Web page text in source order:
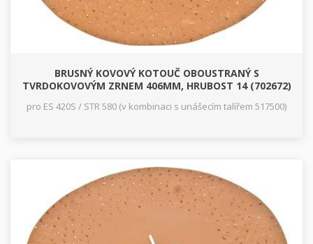
BRUSNÝ KOVOVÝ KOTOUČ OBOUSTRANÝ S
TVRDOKOVOVÝM ZRNEM 406MM, HRUBOST 14 (702672)
pro ES 420S / STR 580 (v kombinaci s unášecím talířem 517500)